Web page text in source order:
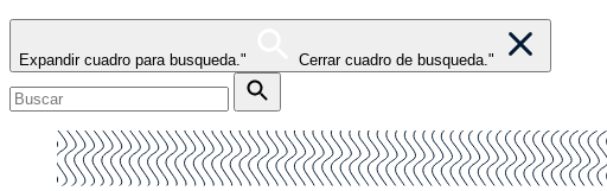
Expandir cuadro para busqueda." Cerrar cuadro de busqueda."